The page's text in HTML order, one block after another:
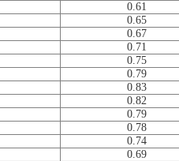
0.61
0.65
0.67
0.71
0.75
0.79
0.83
0.82
0.79
0.78
0.74
0.69